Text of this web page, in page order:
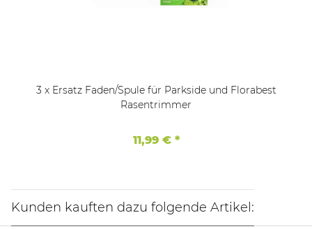
3 x Ersatz Faden/Spule für Parkside und Florabest
Rasentrimmer
11,99 € *
Kunden kauften dazu folgende Artikel: